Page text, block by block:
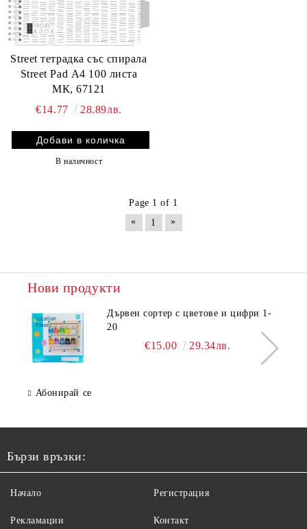
Street тетрадка със спирала
Street Pad А4 100 листа
МК, 67121
€14.77
28.89лв.
В наличност
Page 1 of 1
«
1 »
Нови продукти
Дървен сортер с цветове и цифри 1-
20
€15.00 29.34лв.
Абонирай се
Бързи връзки:
Начало
Рекламации
Регистрация
Контакт